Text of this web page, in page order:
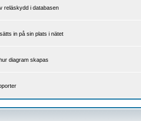
reläskydd i databasen
in på sin plats i nätet
diagram skapas